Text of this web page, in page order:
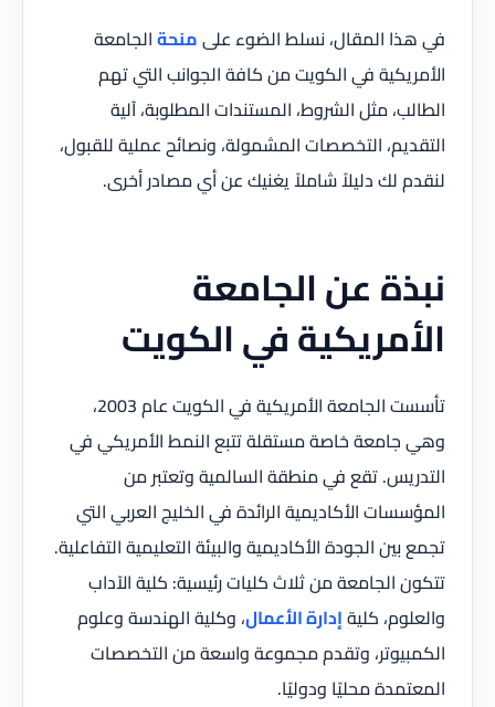
في هذا المقال، نسلط الضوء علىمنحةالجامعة
الأمريكية في الكويت من كافة الجوانب التي تهم
الطالب، مثل الشروط، المستندات المطلوبة، آلية
التقديم، التخصصات المشمولة، ونصائح عملية للقبول،
لنقدم لك دليلاً شاملاً يغنيك عن أي مصادر أخرى.
نبذة عن الجامعة
الأمريكية في الكويت
تأسست الجامعة الأمريكية في الكويت عام 2003،
وهي جامعة خاصة مستقلة تتبع النمط الأمريكي في
التدريس. تقع في منطقة السالمية وتعتبر من
المؤسسات الأكاديمية الرائدة في الخليج العربي التي
تجمع بين الجودة الأكاديمية والبيئة التعليمية التفاعلية.
تتكون الجامعة من ثلاث كليات رئيسية: كلية الآداب
والعلوم، كليةإدارة الأعمال، وكلية الهندسة وعلوم
الكمبيوتر، وتقدم مجموعة واسعة من التخصصات
المعتمدة محليًا ودوليًا.